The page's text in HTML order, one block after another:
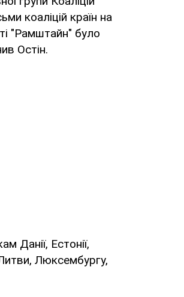
коаліцій країн на
"Рамштайн" було
Остін.
Данії, Естонії,
Литви, Люксембургу,